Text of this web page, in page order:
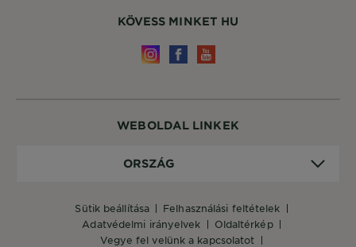
WEBOLDAL LINKEK
sütik beállítása
felhasználási feltételek
adatvédelmi irányelvek
oldaltérkép
vegye fel velünk a kapcsolatot
ORSZÁG
KÖVESS MINKET HU